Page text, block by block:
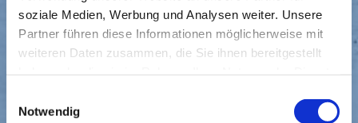
soziale Medien, Werbung und Analysen weiter. Unsere
Partner führen diese Informationen möglicherweise mit
weiteren Daten zusammen, die Sie ihnen bereitgestellt
Notwendig
 aqua-power@gmx.de